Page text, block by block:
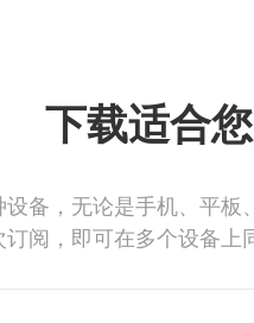
下载适合
备，无论是手机、平板
阅，即可在多个设备上